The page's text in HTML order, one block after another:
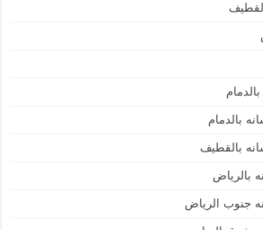
بالدمام
بالقطيف
بالرياض
جنوب الرياض